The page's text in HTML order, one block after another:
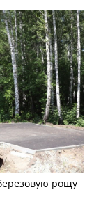
рощу